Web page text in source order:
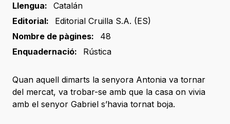
Llengua:
Catalán
Editorial:
Editorial Cruilla S.A. (ES)
Nombre de pàgines:
48
Enquadernació:
Rústica
Quan aquell dimarts la senyora Antonia va tornar
del mercat, va trobar-se amb que la casa on vivia
amb el senyor Gabriel s’havia tornat boja.